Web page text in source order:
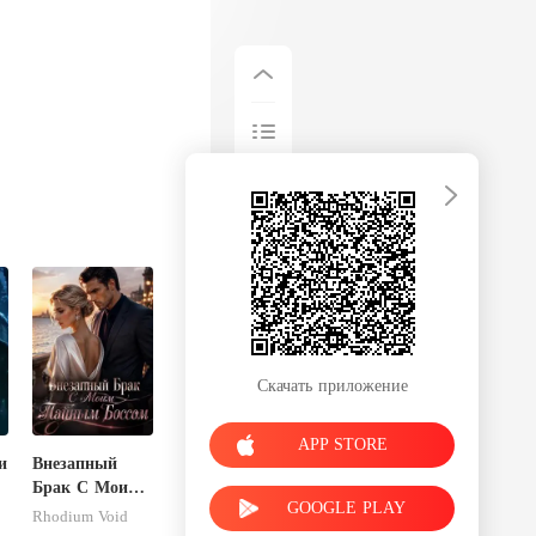
Внезапный
Брак С Моим
Тайным
Rhodium Void
Скачать приложение
APP STORE
GOOGLE PLAY